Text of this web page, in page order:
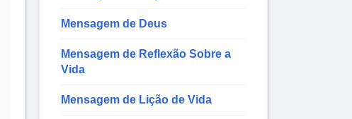
Mensagem de Deus
Mensagem de Reflexão Sobre a
Vida
Mensagem de Lição de Vida